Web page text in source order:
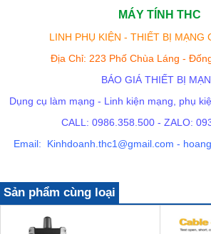
MÁY TÍNH THC
LINH PHỤ KIỆN - THIẾT BỊ MẠNG
Địa Chỉ: 223 Phố Chùa Láng -
BÁO GIÁ THIẾT BỊ
Dụng cụ làm mạng - Linh kiện mạng, phụ
CALL: 0986.358.500 - ZALO:
Email: Kinhdoanh.thc1@gmail.com -
Sản phẩm cùng loại